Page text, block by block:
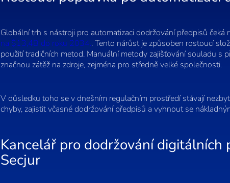
Globální trh s nástroji pro automatizaci dodržování předpisů
na $13,4B do roku 2034.. Tento nárůst je způsoben rostoucí
použití tradičních metod. Manuální metody zajišťování souladu s
značnou zátěž na zdroje, zejména pro středně velké společnosti.
V důsledku toho se v dnešním regulačním prostředí stávají
chyby, zajistit včasné dodržování předpisů a vyhnout se
Kancelář pro dodržování digitálních
Secjur